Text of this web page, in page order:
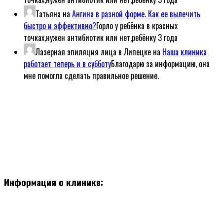
Татьяна на Ангина в разной форме. Как ее вылечить
быстро и эффективно?Горло у ребёнка в красных
точках,нужен антибиотик или нет,ребёнку 3 года
Лазерная эпиляция лица в Липецке на Наша клиника
работает теперь и в субботуБлагодарю за информацию, она
мне помогла сделать правильное решение.
Информация о клинике: